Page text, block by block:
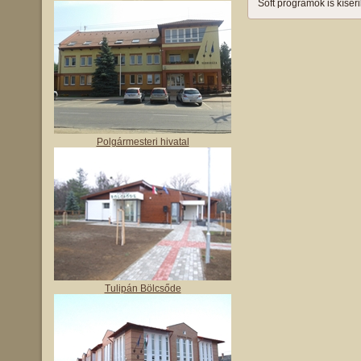
Polgármesteri hivatal
Tulipán Bölcsőde
Soft programok is